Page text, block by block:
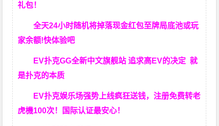
礼包！
全天24小时随机将掉落现金红包至牌局底池或玩
家余额!快体验吧
EV扑克GG全新中文旗舰站 追求高EV的决定就
是扑克的本质
EV扑克娱乐场强势上线疯狂送钱，注册免费转老
虎機100次！国际认证最安心！